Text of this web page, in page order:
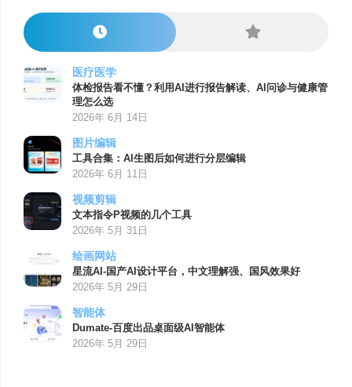
医疗医学
体检报告看不懂？利用AI进行报告解读、AI问诊与健康管
理怎么选
2026年 6月 14日
图片编辑
工具合集：AI生图后如何进行分层编辑
2026年 6月 11日
视频剪辑
文本指令P视频的几个工具
2026年 5月 31日
绘画网站
星流AI-国产AI设计平台，中文理解强、国风效果好
2026年 5月 29日
智能体
Dumate-百度出品桌面级AI智能体
2026年 5月 29日